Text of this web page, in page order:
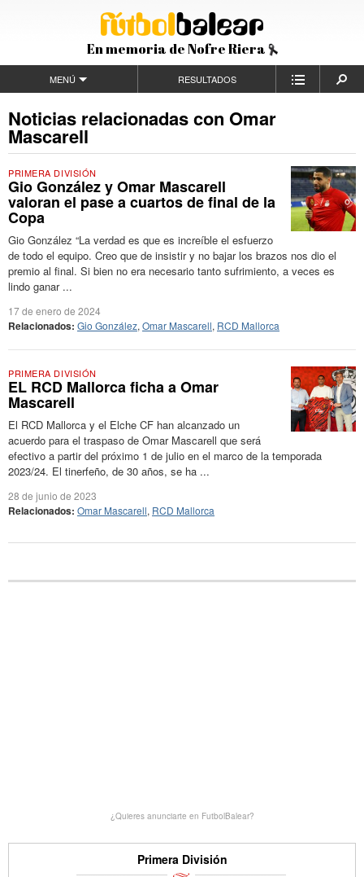
En memoria de Nofre Riera
MENÚ RESULTADOS
Noticias relacionadas con Omar
Mascarell
PRIMERA DIVISIÓN
Gio González y Omar Mascarell
valoran el pase a cuartos de final de la
Copa
Gio González “La verdad es que es increíble el esfuerzo
de todo el equipo. Creo que de insistir y no bajar los brazos nos dio el
premio al final. Si bien no era necesario tanto sufrimiento, a veces es
lindo ganar ...
17 de enero de 2024
Relacionados: Gio González, Omar Mascarell, RCD Mallorca
PRIMERA DIVISIÓN
EL RCD Mallorca ficha a Omar
Mascarell
El RCD Mallorca y el Elche CF han alcanzado un
acuerdo para el traspaso de Omar Mascarell que será
efectivo a partir del próximo 1 de julio en el marco de la temporada
2023/24. El tinerfeño, de 30 años, se ha ...
28 de junio de 2023
Relacionados: Omar Mascarell, RCD Mallorca
¿Quieres anunciarte en FutbolBalear?
Primera División